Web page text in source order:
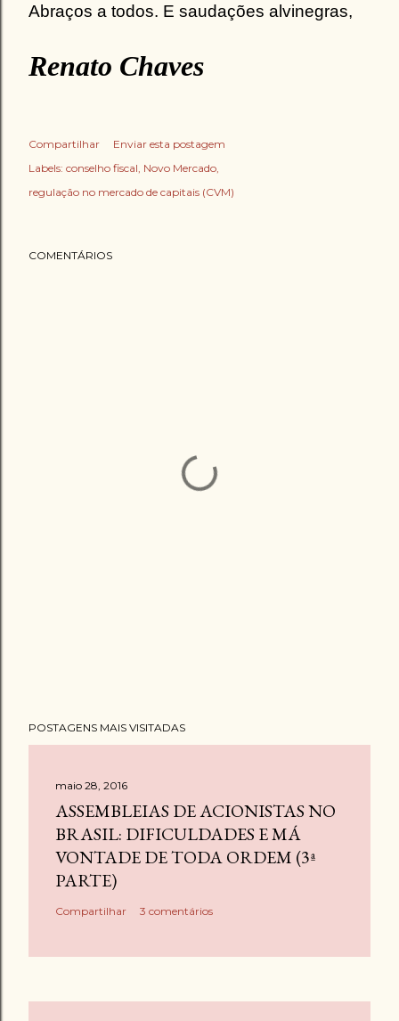
Abraços a todos. E saudações alvinegras,
Renato Chaves
Compartilhar
Enviar esta postagem
Labels: conselho fiscal Novo Mercado
regulação no mercado de capitais (CVM)
COMENTÁRIOS
POSTAGENS MAIS VISITADAS
maio 28, 2016
ASSEMBLEIAS DE ACIONISTAS NO
BRASIL: DIFICULDADES E MÁ
VONTADE DE TODA ORDEM (3ª
PARTE)
Compartilhar 3 comentários